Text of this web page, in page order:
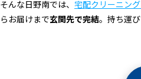
そんな日野南では、 宅配クリーニング
らお届けまで玄関先で完結。持ち運